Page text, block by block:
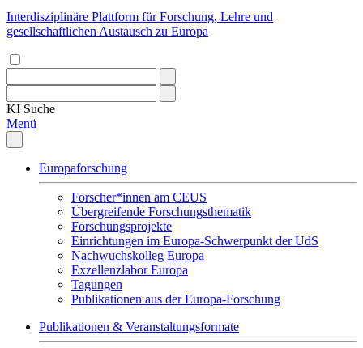
Interdisziplinäre Plattform für Forschung, Lehre und
gesellschaftlichen Austausch zu Europa
KI Suche
Menü
Europaforschung
Forscher*innen am CEUS
Übergreifende Forschungsthematik
Forschungsprojekte
Einrichtungen im Europa-Schwerpunkt der UdS
Nachwuchskolleg Europa
Exzellenzlabor Europa
Tagungen
Publikationen aus der Europa-Forschung
Publikationen & Veranstaltungsformate